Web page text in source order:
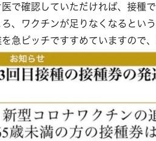
で確認していただければ、接種で
、ワクチンが足りなくなるという
急ピッチですすめていますので